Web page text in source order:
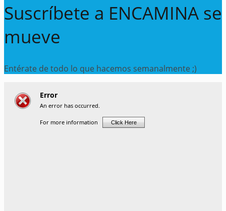
Suscríbete a ENCAMINA se
mueve
Entérate de todo lo que hacemos semanalmente ;)